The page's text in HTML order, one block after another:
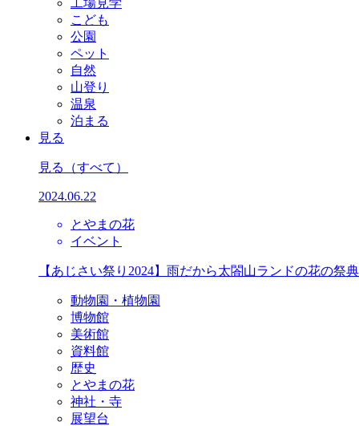
工場見学
こども
公園
ペット
自然
山登り
温泉
泊まる
見る
見る （すべて）
2024.06.22
とやまの花
イベント
【あじさい祭り2024】雨だから太閤山ランドの花の祭
動物園・植物園
博物館
美術館
資料館
歴史
とやまの花
神社・寺
展望台